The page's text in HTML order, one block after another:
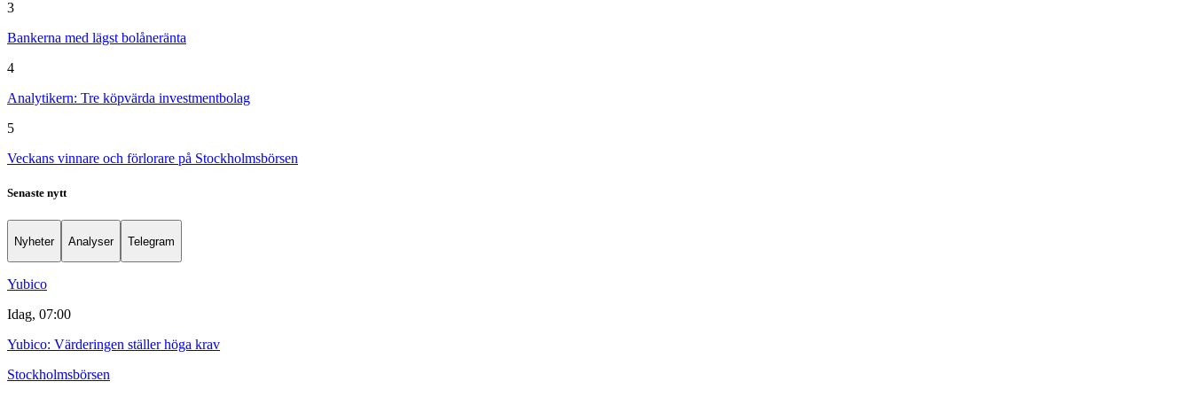
3
Bankerna med lägst bolåneränta
4
Analytikern: Tre köpvärda investmentbolag
5
Veckans vinnare och förlorare på Stockholmsbörsen
Senaste nytt
Nyheter Analyser Telegram
Yubico
Idag, 07:00
Yubico: Värderingen ställer höga krav
Stockholmsbörsen